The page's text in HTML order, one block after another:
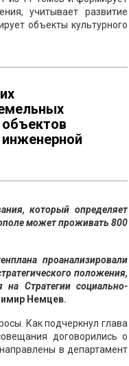
учитывает развитие
объекты культурного
инженерной
который определяет
может проживать 800
проанализировали
положения,
Стратегии социально-
Немцев.
Как подчеркнул глава
договорились о
в департамент